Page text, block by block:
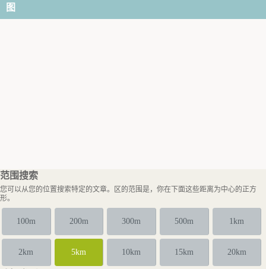
图
范围搜索
您可以从您的位置搜索特定的文章。区的范围是，你在下面这些距离为中心的正方
形。
100m 200m 300m 500m 1km
2km 5km 10km 15km 20km